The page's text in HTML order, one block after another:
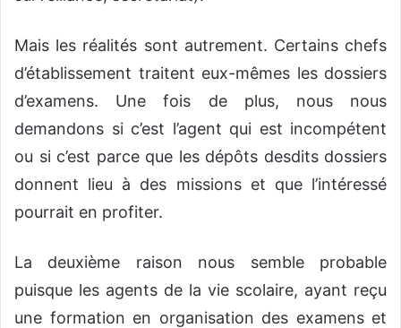
Mais les réalités sont autrement. Certains chefs
d’établissement traitent eux-mêmes les dossiers
d’examens. Une fois de plus, nous nous
demandons si c’est l’agent qui est incompétent
ou si c’est parce que les dépôts desdits dossiers
donnent lieu à des missions et que l’intéressé
pourrait en profiter.
La deuxième raison nous semble probable
puisque les agents de la vie scolaire, ayant reçu
une formation en organisation des examens et